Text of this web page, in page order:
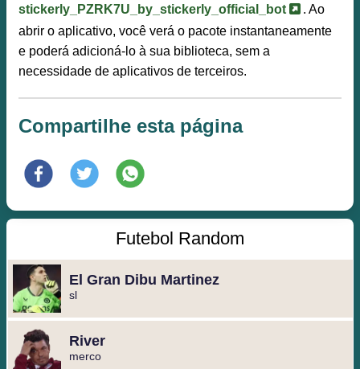
stickerly_PZRK7U_by_stickerly_official_bot
. Ao
abrir o aplicativo, você verá o pacote instantaneamente
e poderá adicioná-lo à sua biblioteca, sem a
necessidade de aplicativos de terceiros.
Compartilhe esta página
Futebol Random
El Gran Dibu Martinez
sl
River
merco